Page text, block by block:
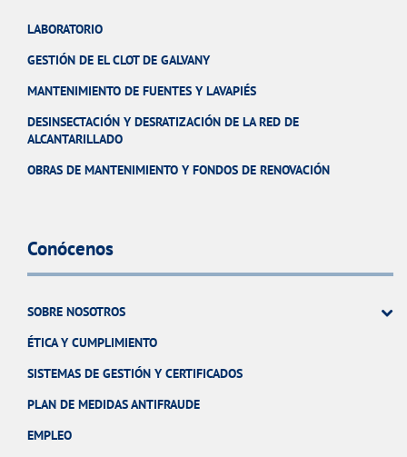
LABORATORIO
GESTIÓN DE EL CLOT DE GALVANY
MANTENIMIENTO DE FUENTES Y LAVAPIÉS
DESINSECTACIÓN Y DESRATIZACIÓN DE LA RED DE
ALCANTARILLADO
OBRAS DE MANTENIMIENTO Y FONDOS DE RENOVACIÓN
Conócenos
SOBRE NOSOTROS
ÉTICA Y CUMPLIMIENTO
SISTEMAS DE GESTIÓN Y CERTIFICADOS
PLAN DE MEDIDAS ANTIFRAUDE
EMPLEO